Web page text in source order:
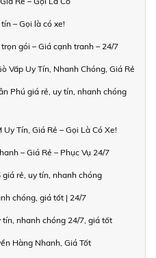
– Gọi là có xe!
gói – Giá cạnh tranh – 24/7
Vấp Uy Tín, Nhanh Chóng, Giá Rẻ
Phú giá rẻ, uy tín, nhanh chóng
Tín, Giá Rẻ – Gọi Là Có Xe!
– Giá Rẻ – Phục Vụ 24/7
rẻ, uy tín, nhanh chóng
chóng, giá tốt | 24/7
nhanh chóng 24/7, giá tốt
Hàng Nhanh, Giá Tốt